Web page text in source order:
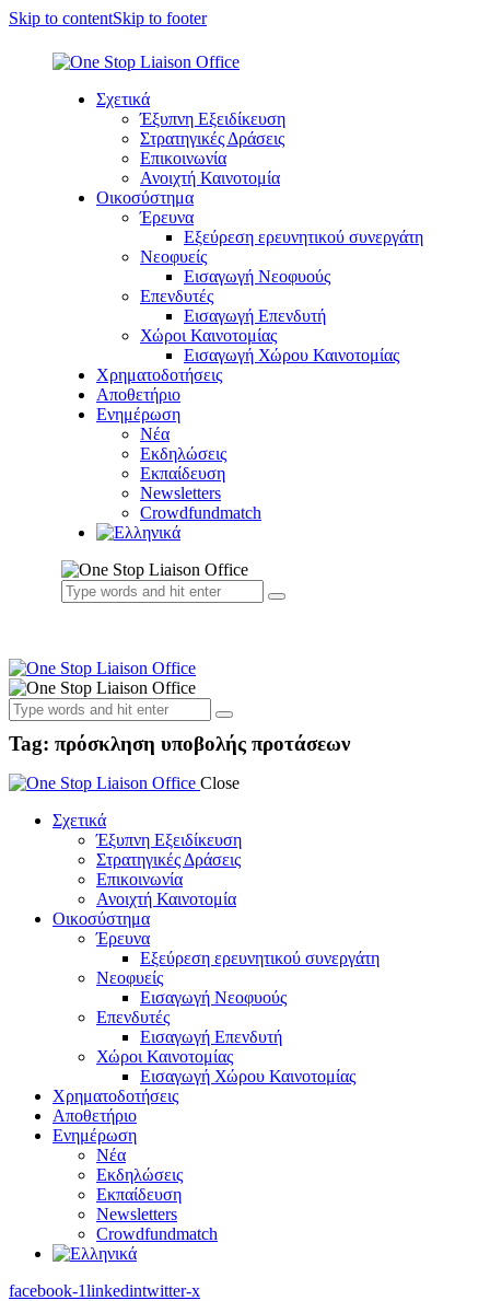
Skip to contentSkip to footer
Σχετικά
Έξυπνη Εξειδίκευση
Στρατηγικές Δράσεις
Επικοινωνία
Ανοιχτή Καινοτομία
Οικοσύστημα
Έρευνα
Εξεύρεση ερευνητικού συνεργάτη
Νεοφυείς
Εισαγωγή Νεοφυούς
Επενδυτές
Εισαγωγή Επενδυτή
Χώροι Καινοτομίας
Εισαγωγή Χώρου Καινοτομίας
Χρηματοδοτήσεις
Αποθετήριο
Ενημέρωση
Νέα
Εκδηλώσεις
Εκπαίδευση
Newsletters
Crowdfundmatch
Tag: πρόσκληση υποβολής προτάσεων
Close
Σχετικά
Έξυπνη Εξειδίκευση
Στρατηγικές Δράσεις
Επικοινωνία
Ανοιχτή Καινοτομία
Οικοσύστημα
Έρευνα
Εξεύρεση ερευνητικού συνεργάτη
Νεοφυείς
Εισαγωγή Νεοφυούς
Επενδυτές
Εισαγωγή Επενδυτή
Χώροι Καινοτομίας
Εισαγωγή Χώρου Καινοτομίας
Χρηματοδοτήσεις
Αποθετήριο
Ενημέρωση
Νέα
Εκδηλώσεις
Εκπαίδευση
Newsletters
Crowdfundmatch
facebook-1linkedintwitter-x